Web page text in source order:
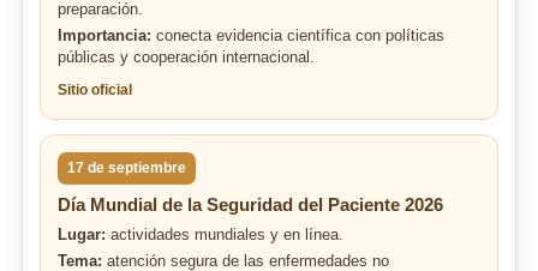
preparación.
Importancia: conecta evidencia científica con políticas
públicas y cooperación internacional.
Sitio oficial
17 de septiembre
Día Mundial de la Seguridad del Paciente 2026
Lugar: actividades mundiales y en línea.
Tema: atención segura de las enfermedades no